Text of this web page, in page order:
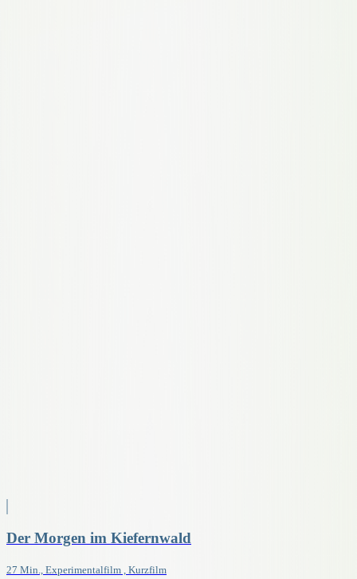
Der Morgen im Kiefernwald
27 Min., Experimentalfilm , Kurzfilm